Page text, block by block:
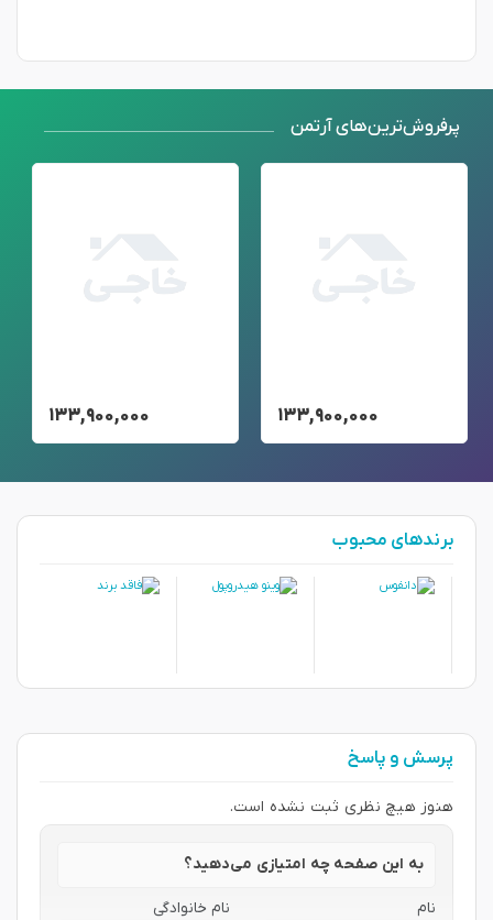
پرفروش‌ترین‌های آرتمن
۱۳۳,۹۰۰,۰۰۰ ۱۳۳,۹۰۰,۰۰۰
برندهای محبوب
پرسش و پاسخ
هنوز هیچ نظری ثبت نشده است.
به این صفحه چه امتیازی می‌دهید؟
نام نام خانوادگی